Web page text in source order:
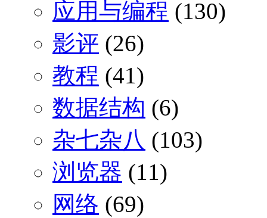
应用与编程 (130)
影评 (26)
教程 (41)
数据结构 (6)
杂七杂八 (103)
浏览器 (11)
网络 (69)